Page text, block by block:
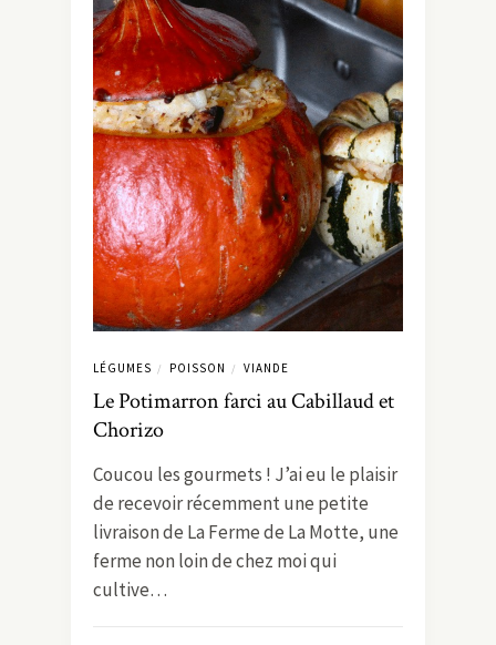
LÉGUMES / POISSON / VIANDE
Le Potimarron farci au Cabillaud et
Chorizo
Coucou les gourmets ! J’ai eu le plaisir
de recevoir récemment une petite
livraison de La Ferme de La Motte, une
ferme non loin de chez moi qui
cultive…